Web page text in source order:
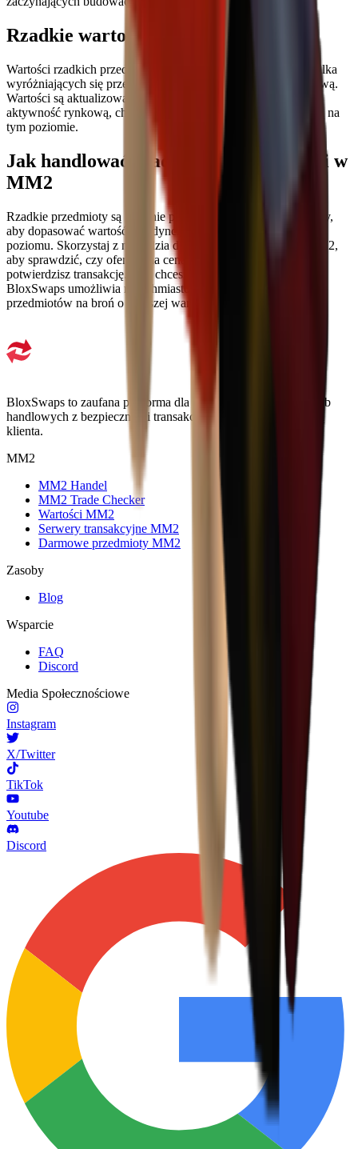
Rzadkie wartości MM2
Wartości rzadkich przedmiotów są zazwyczaj niskie, a tylko kilka
wyróżniających się przedmiotów ma znaczącą wartość handlową.
Wartości są aktualizowane na tej stronie w oparciu o bieżącą
aktywność rynkową, choć znaczące wahania cen są rzadkością na
tym poziomie.
Jak handlować rzadkimi przedmiotami w
MM2
Rzadkie przedmioty są głównie przydatne do łączenia w pakiety,
aby dopasować wartość pojedynczego przedmiotu wyższego
poziomu. Skorzystaj z narzędzia do sprawdzania transakcji MM2,
aby sprawdzić, czy oferowana cena jest uczciwa, zanim
potwierdzisz transakcję. Jeśli chcesz szybko dokonać wymiany,
BloxSwaps umożliwia natychmiastową wymianę rzadkich
przedmiotów na broń o wyższej wartości.
BloxSwaps to zaufana platforma dla wszystkich Twoich potrzeb
handlowych z bezpiecznymi transakcjami i wyjątkową obsługą
klienta.
MM2
MM2 Handel
MM2 Trade Checker
Wartości MM2
Serwery transakcyjne MM2
Darmowe przedmioty MM2
Zasoby
Blog
Wsparcie
FAQ
Discord
Media Społecznościowe
Instagram
X/Twitter
TikTok
Youtube
Discord